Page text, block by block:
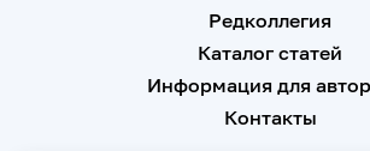
Редколлегия
Каталог статей
Информация для
Контакты